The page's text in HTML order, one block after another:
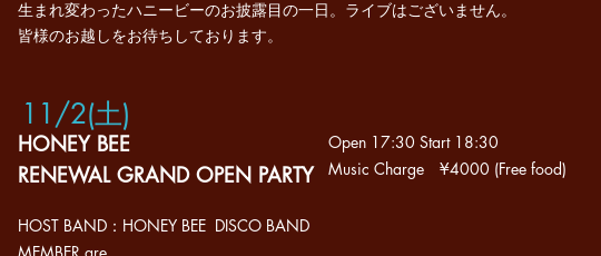
生まれ変わったハニービーのお披露目の一日。ライブはございません。
​皆様のお越しをお待ちしております。
11/2(土)
HONEY BEE
​RENEWAL GRAND OPEN PARTY
Open 17:30 Start 18:30
Music Charge ¥4000 (Free food)
HOST BAND：HONEY BEE DISCO BAND